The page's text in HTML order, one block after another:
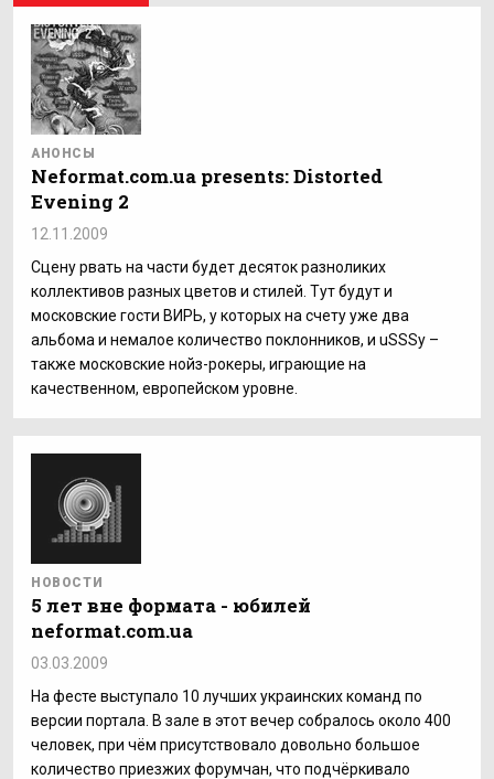
АНОНСЫ
Neformat.com.ua presents: Distorted
Evening 2
12.11.2009
Сцену рвать на части будет десяток разноликих
коллективов разных цветов и стилей. Тут будут и
московские гости ВИРЬ, у которых на счету уже два
альбома и немалое количество поклонников, и uSSSy –
также московские нойз-рокеры, играющие на
качественном, европейском уровне.
НОВОСТИ
5 лет вне формата - юбилей
neformat.com.ua
03.03.2009
На фесте выступало 10 лучших украинских команд по
версии портала. В зале в этот вечер собралось около 400
человек, при чём присутствовало довольно большое
количество приезжих форумчан, что подчёркивало